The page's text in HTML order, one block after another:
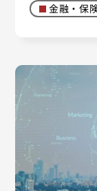
金融・保